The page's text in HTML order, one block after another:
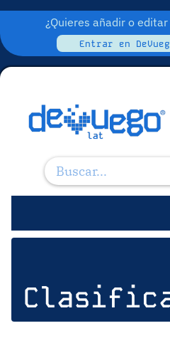
¿Quieres añadir o
Entrar en